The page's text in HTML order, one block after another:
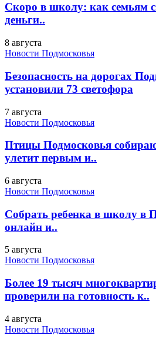
Скоро в школу: как семьям
деньги..
8 августа
Новости Подмосковья
Безопасность на дорогах
установили 73 светофора
7 августа
Новости Подмосковья
Птицы Подмосковья
улетит первым и..
6 августа
Новости Подмосковья
Собрать ребенка в школу в
онлайн и..
5 августа
Новости Подмосковья
Более 19 тысяч
проверили на готовность к..
4 августа
Новости Подмосковья